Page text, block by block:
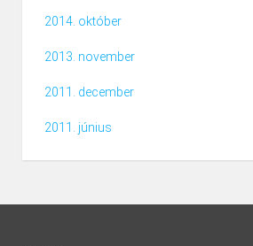
2014. október
2013. november
2011. december
2011. június